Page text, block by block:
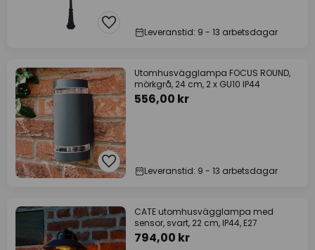
Leveranstid: 9 - 13 arbetsdagar
Utomhusvägglampa FOCUS ROUND,
mörkgrå, 24 cm, 2 x GU10 IP44
556,00 kr
Leveranstid: 9 - 13 arbetsdagar
CATE utomhusvägglampa med
sensor, svart, 22 cm, IP44, E27
794,00 kr